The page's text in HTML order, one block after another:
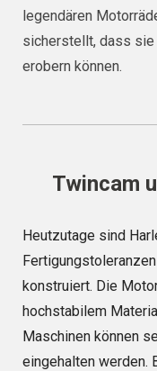
legendären
sicherstellt, dass
erobern können.
Twincam
Heutzutage sind
konstruiert. Die
hochstabilem
Maschinen können
eingehalten werden.